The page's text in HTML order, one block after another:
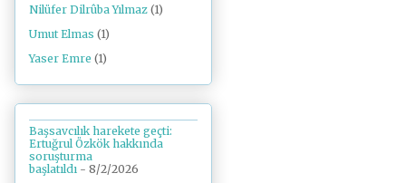
Nilüfer Dilrûba Yılmaz (1)
Umut Elmas (1)
Yaser Emre (1)
Başsavcılık harekete geçti:
Ertuğrul Özkök hakkında
soruşturma
başlatıldı - 8/2/2026